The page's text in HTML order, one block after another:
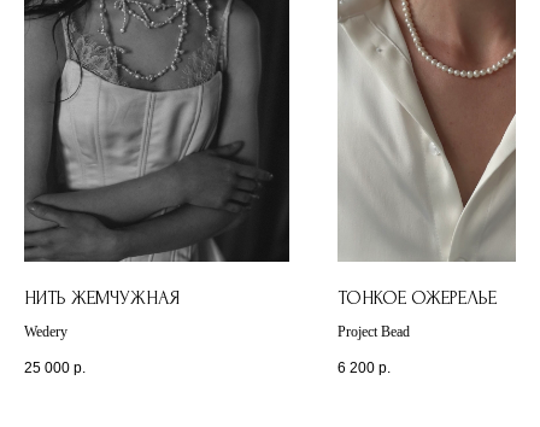
НИТЬ ЖЕМЧУЖНАЯ
Wedery
25 000 р.
ТОНКОЕ ОЖЕРЕЛЬЕ
Project Bead
6 200 р.